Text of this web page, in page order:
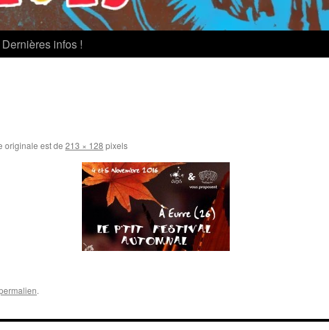
Dernières infos !
originale est de 213 × 128 pixels
.